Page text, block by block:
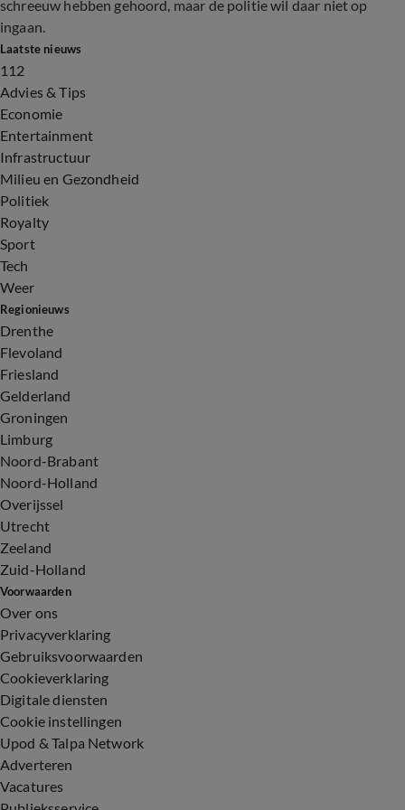
schreeuw hebben gehoord, maar de politie wil daar niet op
ingaan.
Laatste nieuws
112
Advies & Tips
Economie
Entertainment
Infrastructuur
Milieu en Gezondheid
Politiek
Royalty
Sport
Tech
Weer
Regionieuws
Drenthe
Flevoland
Friesland
Gelderland
Groningen
Limburg
Noord-Brabant
Noord-Holland
Overijssel
Utrecht
Zeeland
Zuid-Holland
Voorwaarden
Over ons
Privacyverklaring
Gebruiksvoorwaarden
Cookieverklaring
Digitale diensten
Cookie instellingen
Upod & Talpa Network
Adverteren
Vacatures